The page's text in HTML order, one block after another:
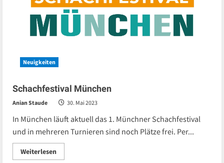
Neuigkeiten
Schachfestival München
Anian Staude 30. Mai 2023
In München läuft aktuell das 1. Münchner Schachfestival
und in mehreren Turnieren sind noch Plätze frei. Per...
WeiterlesenRead
more